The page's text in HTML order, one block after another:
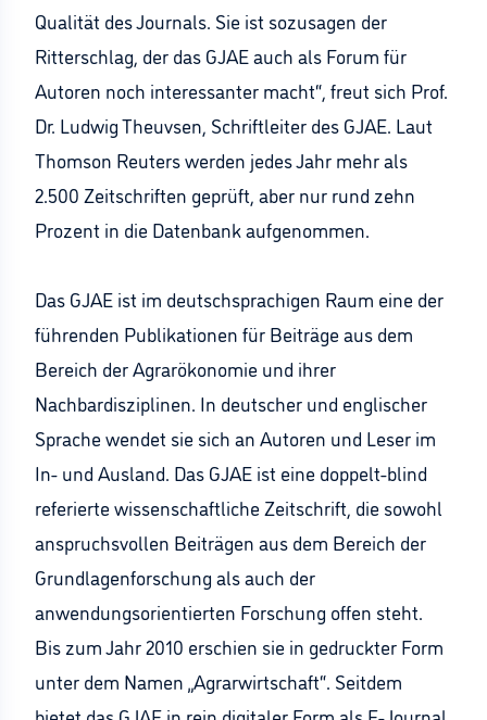
Qualität des Journals. Sie ist sozusagen der
Ritterschlag, der das GJAE auch als Forum für
Autoren noch interessanter macht“, freut sich Prof.
Dr. Ludwig Theuvsen, Schriftleiter des GJAE. Laut
Thomson Reuters werden jedes Jahr mehr als
2.500 Zeitschriften geprüft, aber nur rund zehn
Prozent in die Datenbank aufgenommen.
Das GJAE ist im deutschsprachigen Raum eine der
führenden Publikationen für Beiträge aus dem
Bereich der Agrarökonomie und ihrer
Nachbardisziplinen. In deutscher und englischer
Sprache wendet sie sich an Autoren und Leser im
In- und Ausland. Das GJAE ist eine doppelt-blind
referierte wissenschaftliche Zeitschrift, die sowohl
anspruchsvollen Beiträgen aus dem Bereich der
Grundlagenforschung als auch der
anwendungsorientierten Forschung offen steht.
Bis zum Jahr 2010 erschien sie in gedruckter Form
unter dem Namen „Agrarwirtschaft“. Seitdem